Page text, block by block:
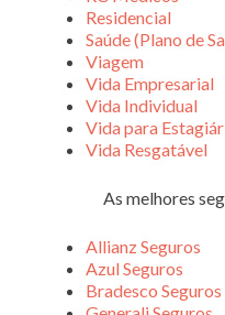
Residencial
Saúde (Plano de
Viagem
Vida Empresarial
Vida Individual
Vida para
Vida Resgatável
As melhores
Allianz Seguros
Azul Seguros
Bradesco Seguros